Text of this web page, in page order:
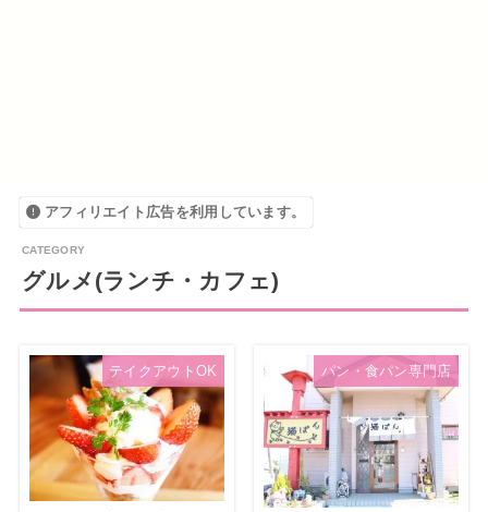
アフィリエイト広告を利用しています。
グルメ(ランチ・カフェ)
テイクアウトOK パン・食パン専門店